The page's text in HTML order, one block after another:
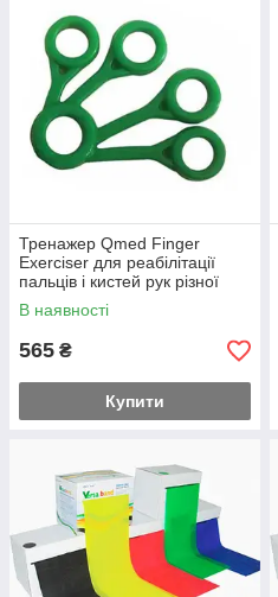
Тренажер Qmed Finger
Exerciser для реабілітації
пальців і кистей рук різної
жорсткості Зелений
В наявності
565 ₴
Купити